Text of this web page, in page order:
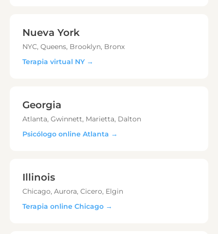
Nueva York
NYC, Queens, Brooklyn, Bronx
Terapia virtual NY →
Georgia
Atlanta, Gwinnett, Marietta, Dalton
Psicólogo online Atlanta →
Illinois
Chicago, Aurora, Cicero, Elgin
Terapia online Chicago →